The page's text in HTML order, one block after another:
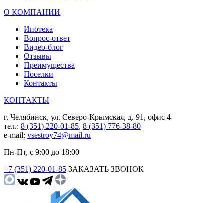
О КОМПАНИИ
Ипотека
Вопрос-ответ
Видео-блог
Отзывы
Преимущества
Поселки
Контакты
КОНТАКТЫ
г. Челябинск, ул. Северо-Крымская, д. 91, офис 4
тел.: 8 (351) 220-01-85, 8 (351) 776-38-80
e-mail: vsestroy74@mail.ru
Пн-Пт, с 9:00 до 18:00
+7 (351) 220-01-85 ЗАКАЗАТЬ ЗВОНОК